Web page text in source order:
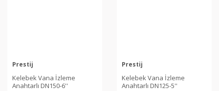
Prestij
Kelebek Vana İzleme
Anahtarlı DN150-6''
Prestij
Kelebek Vana İzleme
Anahtarlı DN125-5''